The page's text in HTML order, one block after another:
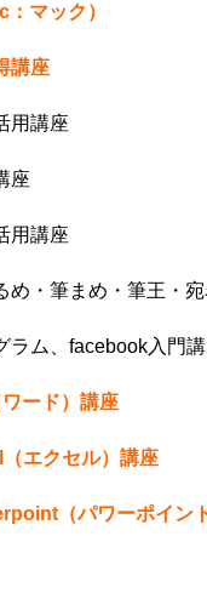
マック）
講座
用講座
座
用講座
め・筆まめ・筆王・
ラム、facebook入門
ード）講座
エクセル）講座
（パワーポイン